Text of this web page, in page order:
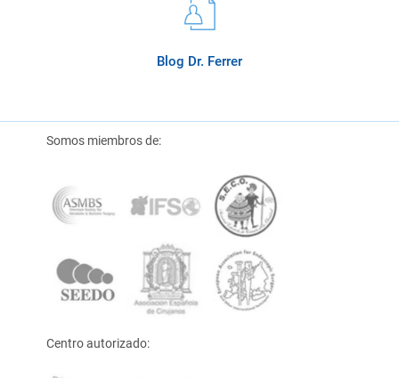
Blog Dr. Ferrer
Somos miembros de:
Centro autorizado: